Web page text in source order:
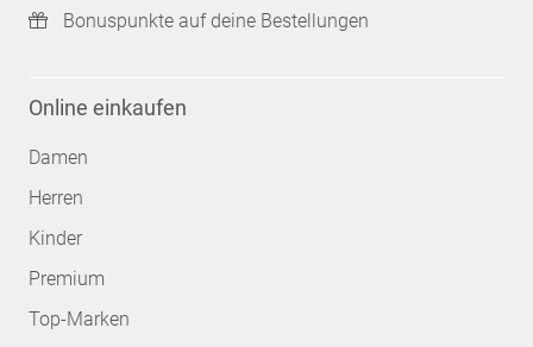
Bonuspunkte auf deine Bestellungen
Online einkaufen
Damen
Herren
Kinder
Premium
Top-Marken